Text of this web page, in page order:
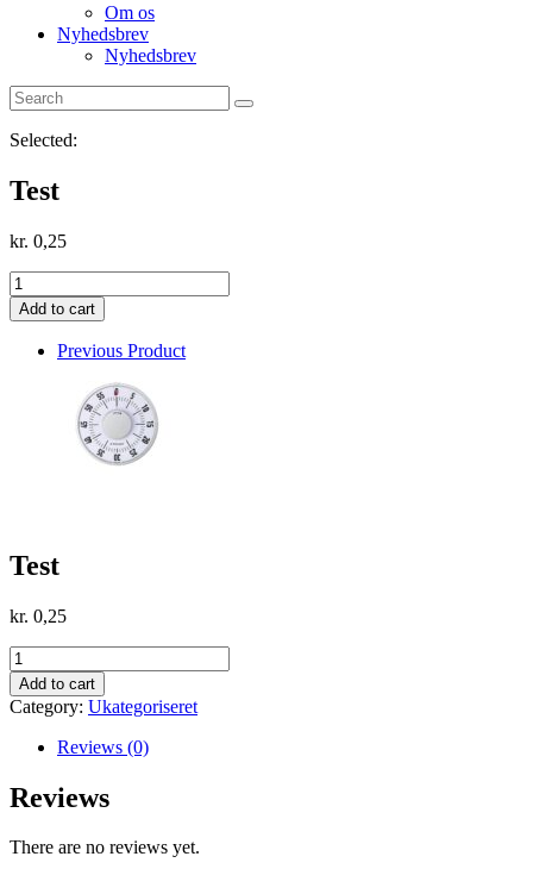
Om os
Nyhedsbrev
Nyhedsbrev
Selected:
Test
kr. 0,25
Test
quantity
Add to cart
Previous Product
Test
kr. 0,25
Test
quantity
Add to cart
Category: Ukategoriseret
Reviews (0)
Reviews
There are no reviews yet.